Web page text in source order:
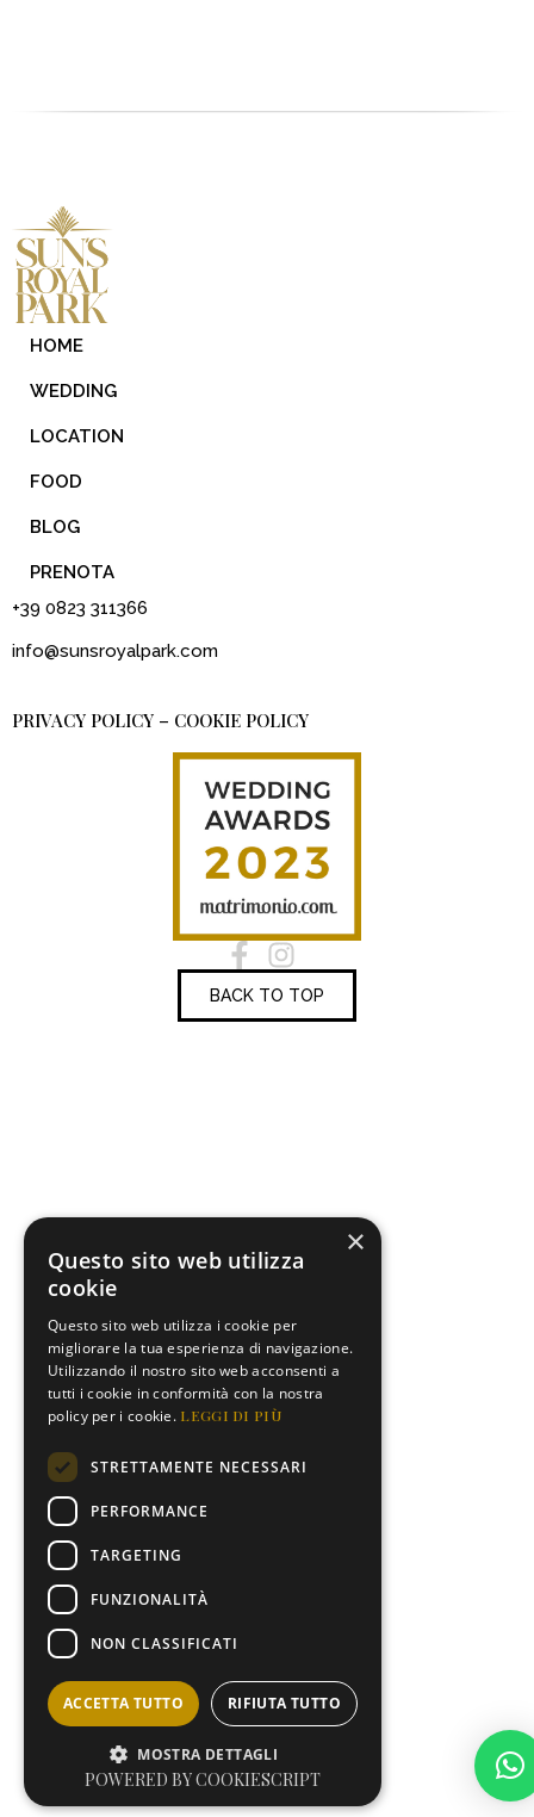
HOME
WEDDING
LOCATION
FOOD
BLOG
PRENOTA
+39 0823 311366
info@sunsroyalpark.com
PRIVACY POLICY – COOKIE POLICY
BACK TO TOP
×
Questo sito web utilizza
cookie
Questo sito web utilizza i cookie per
migliorare la tua esperienza di navigazione.
Utilizzando il nostro sito web acconsenti a
tutti i cookie in conformità con la nostra
policy per i cookie. LEGGI DI PIÙ
STRETTAMENTE NECESSARI
PERFORMANCE
TARGETING
FUNZIONALITÀ
NON CLASSIFICATI
ACCETTA TUTTO RIFIUTA TUTTO
MOSTRA DETTAGLI
POWERED BY COOKIESCRIPT